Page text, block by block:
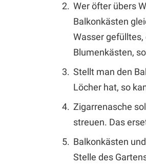
Wer öfter übers
Balkonkästen
Wasser gefülltes,
Blumenkästen,
Stellt man den
Löcher hat, so
Zigarrenasche
streuen. Das
Balkonkästen
Stelle des